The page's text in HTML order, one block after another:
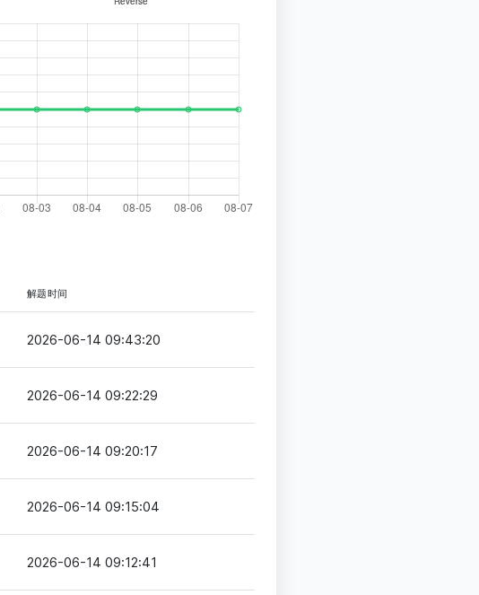
解题时间
2026-06-14 09:43:20
2026-06-14 09:22:29
2026-06-14 09:20:17
2026-06-14 09:15:04
2026-06-14 09:12:41